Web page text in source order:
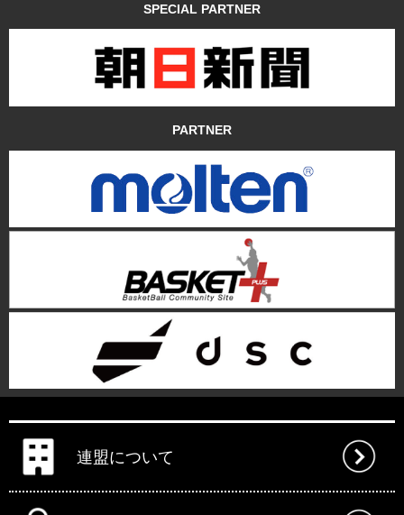
SPECIAL PARTNER
PARTNER
連盟について